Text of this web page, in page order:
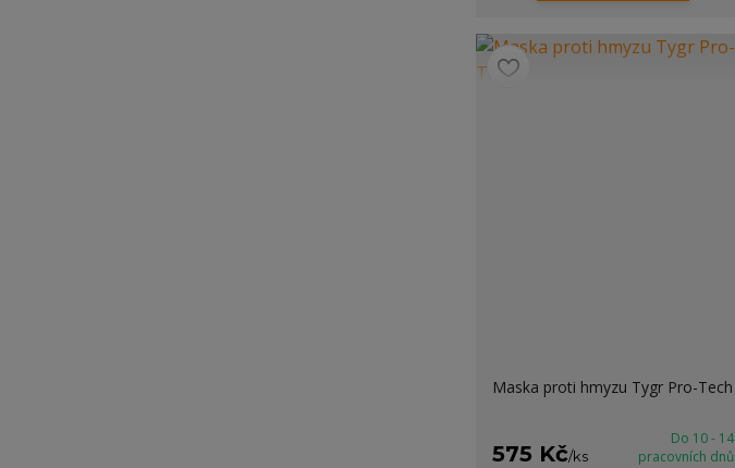
Maska proti hmyzu Tygr Pro-Tech
575 Kč/ks
Do 10 - 14
pracovních dnů